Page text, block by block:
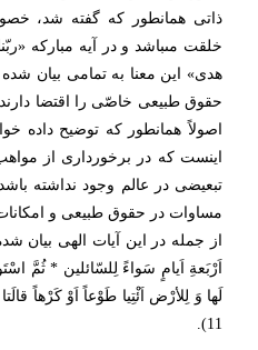
ذاتى همانطور كه گفته شد،
خلقت مى‏باشد و در آیه مباركه
هدى» این معنا به تمامى بیان
حقوق طبیعى خاصّى را اقتضا دارند
اصولاً همانطور كه توضیح داده
اینست كه در برخوردارى از
تبعیضى در عالم وجود نداشته
مساوات در حقوق طبیعى و
از جمله در این آیات الهى بیان
اَرْبَعةِ اَیامٍ سَواءً لِلسّائلین * ثُمَّ
11).